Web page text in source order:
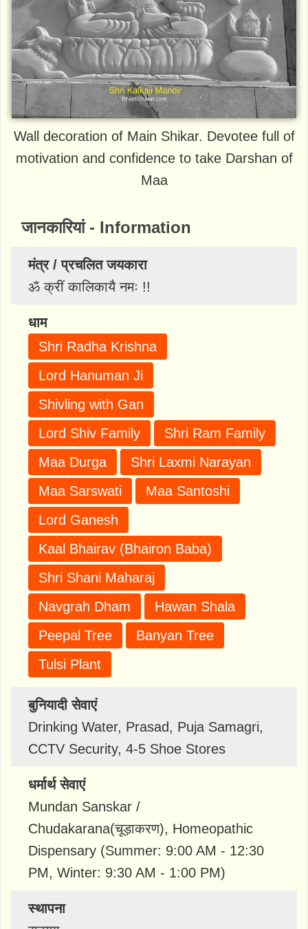
Wall decoration of Main Shikar. Devotee full of
motivation and confidence to take Darshan of
Maa
जानकारियां - Information
मंत्र / प्रचलित जयकारा
ॐ क्रीं कालिकायै नमः !!
धाम
Shri Radha Krishna
Lord Hanuman Ji
Shivling with Gan
Lord Shiv Family
Shri Ram Family
Maa Durga
Shri Laxmi Narayan
Maa Sarswati
Maa Santoshi
Lord Ganesh
Kaal Bhairav (Bhairon Baba)
Shri Shani Maharaj
Navgrah Dham
Hawan Shala
Peepal Tree
Banyan Tree
Tulsi Plant
बुनियादी सेवाएं
Drinking Water, Prasad, Puja Samagri,
CCTV Security, 4-5 Shoe Stores
धर्मार्थ सेवाएं
Mundan Sanskar /
Chudakarana(चूड़ाकरण), Homeopathic
Dispensary (Summer: 9:00 AM - 12:30
PM, Winter: 9:30 AM - 1:00 PM)
स्थापना